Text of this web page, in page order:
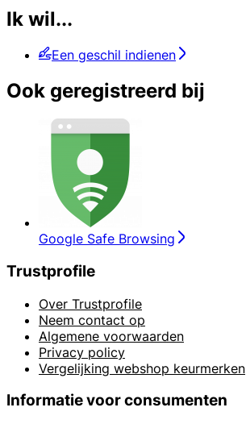
Ik wil...
Een geschil indienen
Ook geregistreerd bij
Google Safe Browsing
Trustprofile
Over Trustprofile
Neem contact op
Algemene voorwaarden
Privacy policy
Vergelijking webshop keurmerken
Informatie voor consumenten